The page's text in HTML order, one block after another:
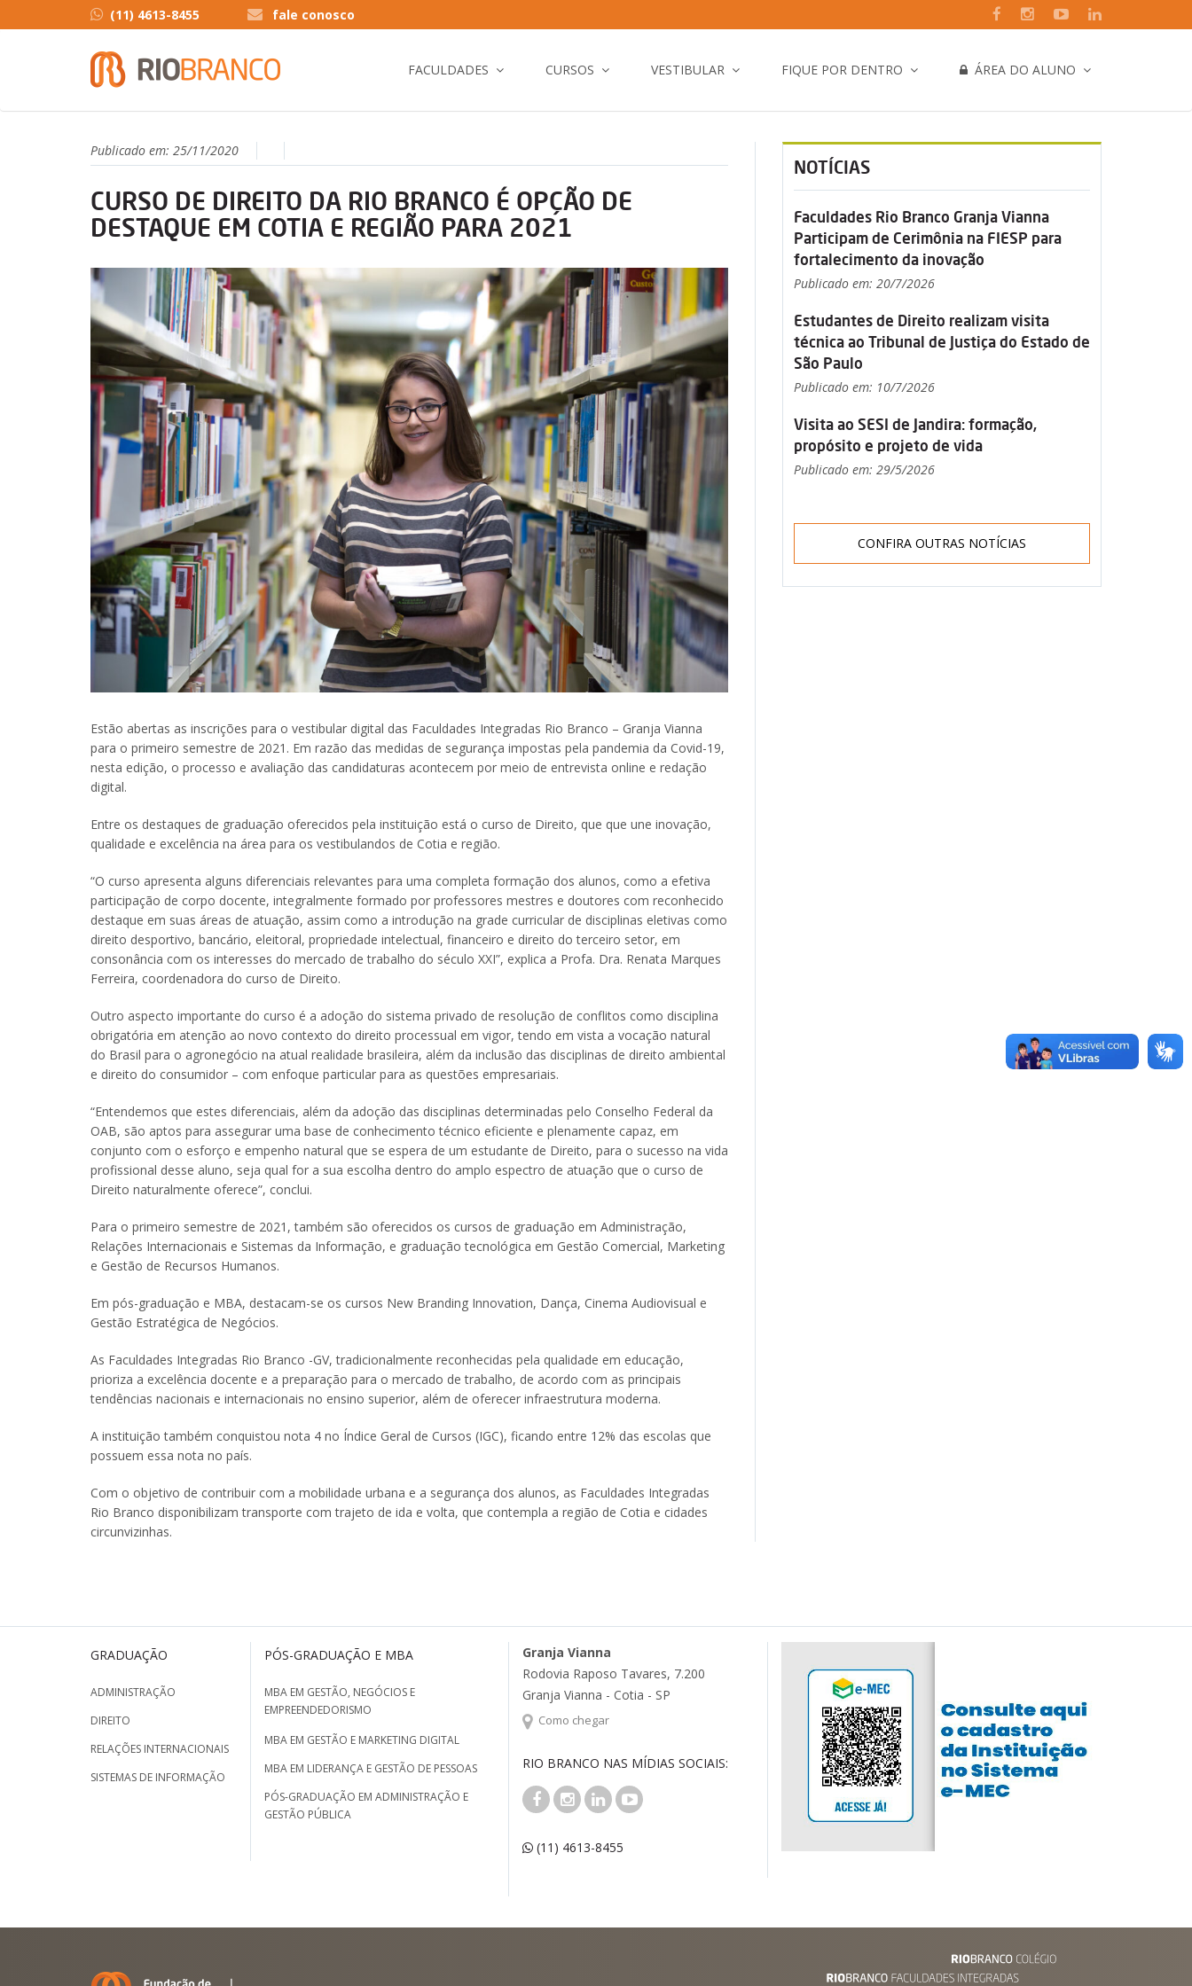
(11) 4613-8455 fale conosco
FACULDADES CURSOS VESTIBULAR FIQUE POR DENTRO ÁREA DO ALUNO
Publicado em: 25/11/2020
CURSO DE DIREITO DA RIO BRANCO É OPÇÃO DE
DESTAQUE EM COTIA E REGIÃO PARA 2021
Estão abertas as inscrições para o vestibular digital das Faculdades Integradas Rio Branco – Granja Vianna
para o primeiro semestre de 2021. Em razão das medidas de segurança impostas pela pandemia da Covid-19,
nesta edição, o processo e avaliação das candidaturas acontecem por meio de entrevista online e redação
digital.
Entre os destaques de graduação oferecidos pela instituição está o curso de Direito, que que une inovação,
qualidade e excelência na área para os vestibulandos de Cotia e região.
“O curso apresenta alguns diferenciais relevantes para uma completa formação dos alunos, como a efetiva
participação de corpo docente, integralmente formado por professores mestres e doutores com reconhecido
destaque em suas áreas de atuação, assim como a introdução na grade curricular de disciplinas eletivas como
direito desportivo, bancário, eleitoral, propriedade intelectual, financeiro e direito do terceiro setor, em
consonância com os interesses do mercado de trabalho do século XXI”, explica a Profa. Dra. Renata Marques
Ferreira, coordenadora do curso de Direito.
Outro aspecto importante do curso é a adoção do sistema privado de resolução de conflitos como disciplina
obrigatória em atenção ao novo contexto do direito processual em vigor, tendo em vista a vocação natural
do Brasil para o agronegócio na atual realidade brasileira, além da inclusão das disciplinas de direito ambiental
e direito do consumidor – com enfoque particular para as questões empresariais.
“Entendemos que estes diferenciais, além da adoção das disciplinas determinadas pelo Conselho Federal da
OAB, são aptos para assegurar uma base de conhecimento técnico eficiente e plenamente capaz, em
conjunto com o esforço e empenho natural que se espera de um estudante de Direito, para o sucesso na vida
profissional desse aluno, seja qual for a sua escolha dentro do amplo espectro de atuação que o curso de
Direito naturalmente oferece”, conclui.
Para o primeiro semestre de 2021, também são oferecidos os cursos de graduação em Administração,
Relações Internacionais e Sistemas da Informação, e graduação tecnológica em Gestão Comercial, Marketing
e Gestão de Recursos Humanos.
Em pós-graduação e MBA, destacam-se os cursos New Branding Innovation, Dança, Cinema Audiovisual e
Gestão Estratégica de Negócios.
As Faculdades Integradas Rio Branco -GV, tradicionalmente reconhecidas pela qualidade em educação,
prioriza a excelência docente e a preparação para o mercado de trabalho, de acordo com as principais
tendências nacionais e internacionais no ensino superior, além de oferecer infraestrutura moderna.
A instituição também conquistou nota 4 no Índice Geral de Cursos (IGC), ficando entre 12% das escolas que
possuem essa nota no país.
Com o objetivo de contribuir com a mobilidade urbana e a segurança dos alunos, as Faculdades Integradas
Rio Branco disponibilizam transporte com trajeto de ida e volta, que contempla a região de Cotia e cidades
circunvizinhas.
NOTÍCIAS
Faculdades Rio Branco Granja Vianna
Participam de Cerimônia na FIESP para
fortalecimento da inovação
Publicado em: 20/7/2026
Estudantes de Direito realizam visita
técnica ao Tribunal de Justiça do Estado de
São Paulo
Publicado em: 10/7/2026
Visita ao SESI de Jandira: formação,
propósito e projeto de vida
Publicado em: 29/5/2026
CONFIRA OUTRAS NOTÍCIAS
GRADUAÇÃO
ADMINISTRAÇÃO
DIREITO
RELAÇÕES INTERNACIONAIS
SISTEMAS DE INFORMAÇÃO
PÓS-GRADUAÇÃO E MBA
MBA EM GESTÃO, NEGÓCIOS E
EMPREENDEDORISMO
MBA EM GESTÃO E MARKETING DIGITAL
MBA EM LIDERANÇA E GESTÃO DE PESSOAS
PÓS-GRADUAÇÃO EM ADMINISTRAÇÃO E
GESTÃO PÚBLICA
Granja Vianna
Rodovia Raposo Tavares, 7.200
Granja Vianna - Cotia - SP
Como chegar
RIO BRANCO NAS MÍDIAS SOCIAIS:
(11) 4613-8455